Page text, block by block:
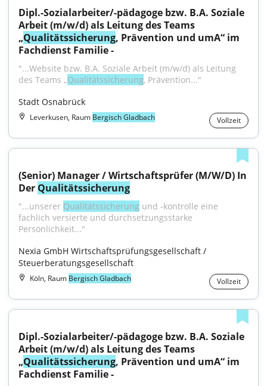
Dipl.-Sozialarbeiter/-pädagoge bzw. B.A. Soziale
Arbeit (m/w/d) als Leitung des Teams
„Qualitätssicherung, Prävention und umA“ im
Fachdienst Familie -
"...Website bzw. B.A. Soziale Arbeit (m/w/d) als Leitung
des Teams „Qualitätssicherung, Prävention..."
Stadt Osnabrück
Leverkusen, Raum Bergisch Gladbach Vollzeit
(Senior) Manager / Wirtschaftsprüfer (M/W/D) In
Der Qualitätssicherung
"...unserer Qualitätssicherung und -kontrolle eine
fachlich versierte und durchsetzungsstarke
Persönlichkeit..."
Nexia GmbH Wirtschaftsprüfungsgesellschaft /
Steuerberatungsgesellschaft
Köln, Raum Bergisch Gladbach Vollzeit
Dipl.-Sozialarbeiter/-pädagoge bzw. B.A. Soziale
Arbeit (m/w/d) als Leitung des Teams
„Qualitätssicherung, Prävention und umA“ im
Fachdienst Familie -